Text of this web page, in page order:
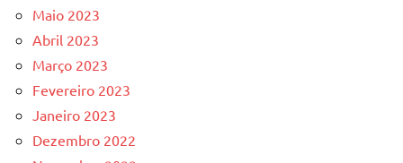
Maio 2023
Abril 2023
Março 2023
Fevereiro 2023
Janeiro 2023
Dezembro 2022